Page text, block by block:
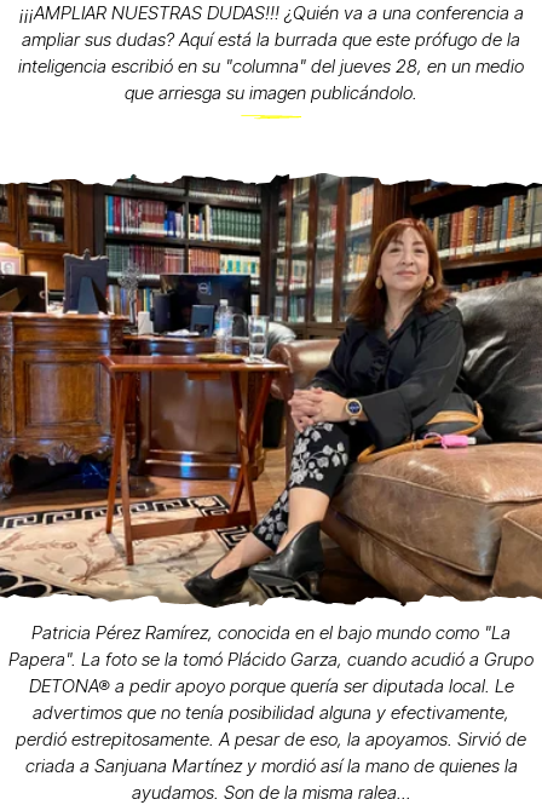
¡¡¡AMPLIAR NUESTRAS DUDAS!!! ¿Quién va a una conferencia a
ampliar sus dudas? Aquí está la burrada que este prófugo de la
inteligencia escribió en su "columna" del jueves 28, en un medio
que arriesga su imagen publicándolo.
Patricia Pérez Ramírez, conocida en el bajo mundo como "La
Papera". La foto se la tomó Plácido Garza, cuando acudió a Grupo
DETONA® a pedir apoyo porque quería ser diputada local. Le
advertimos que no tenía posibilidad alguna y efectivamente,
perdió estrepitosamente. A pesar de eso, la apoyamos. Sirvió de
criada a Sanjuana Martínez y mordió así la mano de quienes la
ayudamos. Son de la misma ralea...